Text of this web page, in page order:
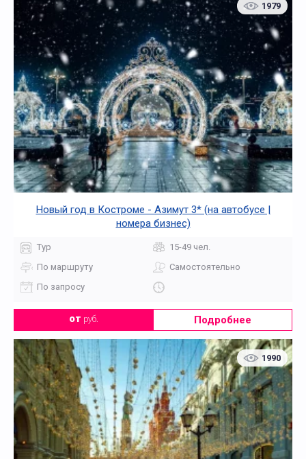
1979
Новый год в Костроме - Азимут 3* (на автобусе |
номера бизнес)
Тур
15-49 чел.
По маршруту
Самостоятельно
По запросу
от руб. Подробнее
1990